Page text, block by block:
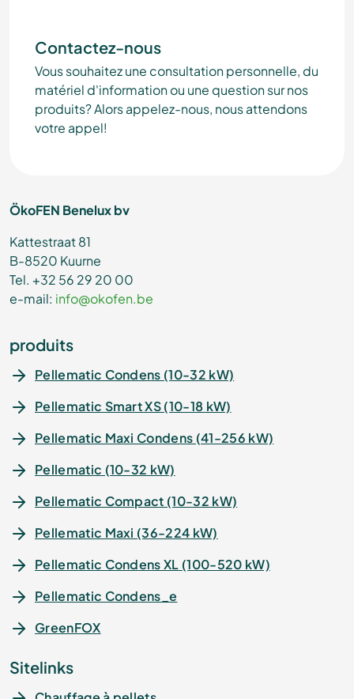
Contactez-nous
Vous souhaitez une consultation personnelle, du
matériel d'information ou une question sur nos
produits? Alors appelez-nous, nous attendons
votre appel!
ÖkoFEN Benelux bv
Kattestraat 81
B-8520 Kuurne
Tel. +32 56 29 20 00
e-mail: info@okofen.be
produits
Pellematic Condens (10-32 kW)
Pellematic Smart XS (10-18 kW)
Pellematic Maxi Condens (41-256 kW)
Pellematic (10-32 kW)
Pellematic Compact (10-32 kW)
Pellematic Maxi (36-224 kW)
Pellematic Condens XL (100-520 kW)
Pellematic Condens_e
GreenFOX
Sitelinks